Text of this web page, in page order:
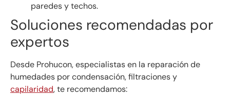
paredes y techos.
Soluciones recomendadas por
expertos
Desde Prohucon, especialistas en la reparación de
humedades por condensación, filtraciones y
capilaridad, te recomendamos: